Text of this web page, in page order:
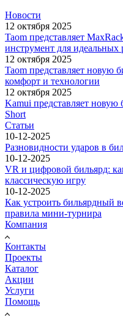
Новости
12 октября 2025
Taom представляет
инструмент для идеальных
12 октября 2025
Taom представляет новую
комфорт и технологии
12 октября 2025
Kamui представляет
Short
Статьи
10-12-2025
Разновидности ударов в
10-12-2025
VR и цифровой бильярд:
классическую игру
10-12-2025
Как устроить бильярдный
правила мини-турнира
Компания
Контакты
Проекты
Каталог
Акции
Услуги
Помощь